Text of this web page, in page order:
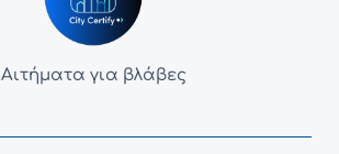
Αιτήματα για βλάβες